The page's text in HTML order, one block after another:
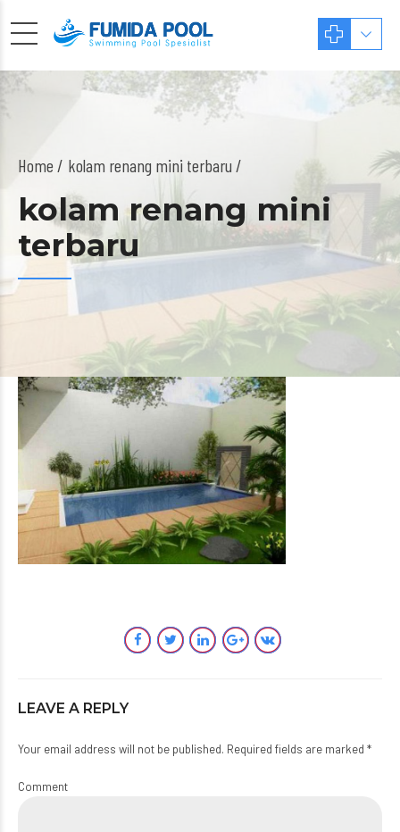
Home kolam renang mini terbaru /
kolam renang mini
terbaru
LEAVE A REPLY
Your email address will not be published. Required fields are marked *
Comment